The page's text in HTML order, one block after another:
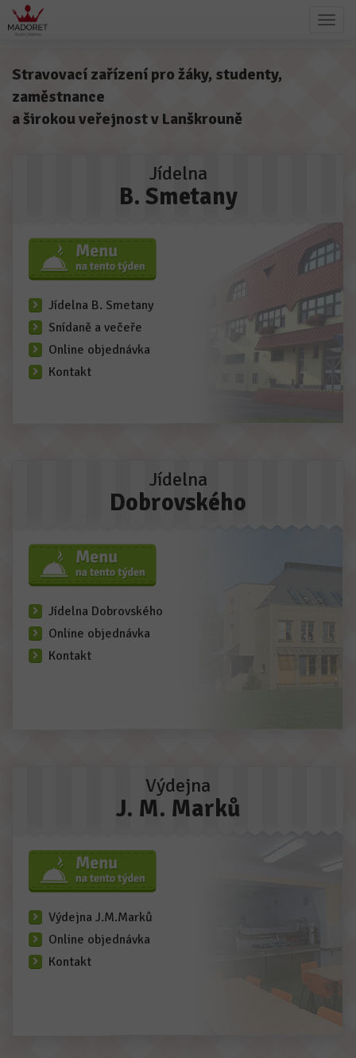
Stravovací zařízení pro žáky, studenty,
zaměstnance
a širokou veřejnost v Lanškrouně
Jídelna
B. Smetany
Jídelna B. Smetany
Snídaně a večeře
Online objednávka
Kontakt
Jídelna
Dobrovského
Jídelna Dobrovského
Online objednávka
Kontakt
Výdejna
J. M. Marků
Výdejna J.M.Marků
Online objednávka
Kontakt